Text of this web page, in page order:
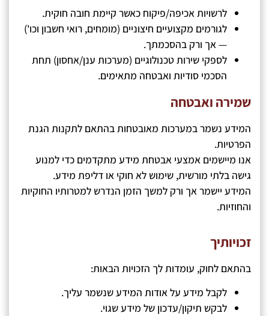
לרשויות אכיפה/פיקוח כאשר קיימת חובה חוקית.
לגורמים מקצועיים חיצוניים (מומחים, רואי חשבון וכו')
— אך ורק בהסכמתך.
לספקי שירות טכנולוגיים (מערכות ענן/אחסון) תחת
הסכמי סודיות ואבטחה מתאימים.
שמירה ואבטחה
המידע נשמר במערכות מאובטחות בהתאם לתקנות הגנת
הפרטיות.
אנו מיישמים אמצעי אבטחת מידע מתקדמים כדי למנוע
גישה בלתי מורשית, שימוש לא חוקי או דליפת מידע.
המידע יישמר אך ורק למשך הזמן הנדרש למטרותיו החוקיות
והחוזיות.
זכויותיך
בהתאם לחוק, עומדות לך הזכויות הבאות:
לקבל מידע על אודות המידע שנשמר עליך.
לבקש תיקון/עדכון של מידע שגוי.